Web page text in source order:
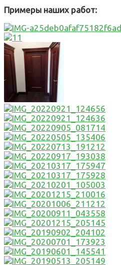
Примеры наших работ: